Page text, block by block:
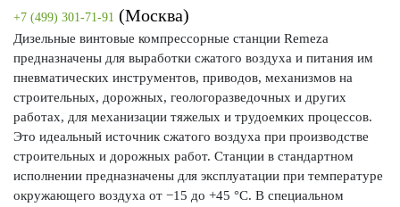
+7 (499) 301-71-91 (Москва)
Дизельные винтовые компрессорные станции Remeza
предназначены для выработки сжатого воздуха и питания им
пневматических инструментов, приводов, механизмов на
строительных, дорожных, геологоразведочных и других
работах, для механизации тяжелых и трудоемких процессов.
Это идеальный источник сжатого воздуха при производстве
строительных и дорожных работ. Станции в стандартном
исполнении предназначены для эксплуатации при температуре
окружающего воздуха от −15 до +45 °С. В специальном